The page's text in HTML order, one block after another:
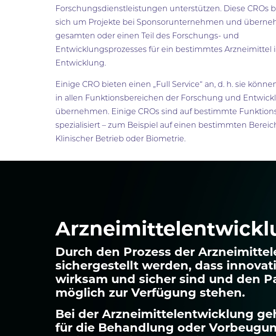
Forschungsdienstleistungen unterstützen. Diese CROs
sich um Projekte bei Sponsorunternehmen und
gesamten oder einen Teil des Forschungs- und
Entwicklungsprozesses für ein bestimmtes Arzneimittel
Entwicklung.
Einige CRO bieten einen „Full Service“ an, d. h. sie
in allen Funktionsbereichen der Forschung und
übernehmen. Einige CROs sind auf bestimmte
spezialisiert – zum Beispiel auf einen bestimmten
Klinischer Betrieb oder Biometrie.
Durch den Prozess der
sichergestellt werden, dass
wirksam und sicher sind und den
möglich zur Verfügung stehen.
Bei der Arzneimittelentwicklung
für die Behandlung oder